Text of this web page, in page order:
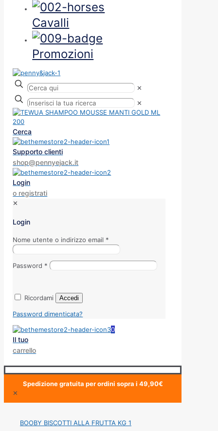
Cavalli
Promozioni
✕
✕
Cerca
Supporto clienti
shop@pennyejack.it
Login
o registrati
✕
Login
Nome utente o indirizzo email *
Password *
Ricordami Accedi
Password dimenticata?
0
Il tuo
carrello
Spedizione gratuita per ordini sopra i 49,90€
✕
BOOBY BISCOTTI ALLA FRUTTA KG 1